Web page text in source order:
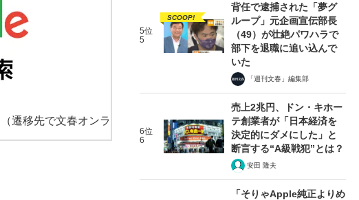
（遷移先で文春オンラ
5位
5
SCOOP!
背任で逮捕された「夢グ
ループ」元企画宣伝部長
（49）が壮絶パワハラで
部下を退職に追い込んで
いた
「週刊文春」編集部
6位
6
売上2兆円、ドン・キホー
テ創業者が「日本経済を
決定的にダメにした」と
断言する“A級戦犯”とは？
安田 隆夫
「そりゃApple純正よりめ